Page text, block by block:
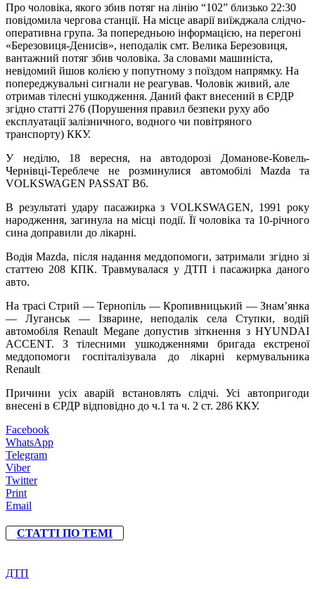
Про чоловіка, якого збив потяг на лінію “102” близько 22:30
повідомила чергова станції. На місце аварії виїжджала слідчо-
оперативна група. За попередньою інформацією, на перегоні
«Березовиця-Денисів», неподалік смт. Велика Березовиця,
вантажний потяг збив чоловіка. За словами машиніста,
невідомий йшов колією у попутному з поїздом напрямку. На
попереджувальні сигнали не реагував. Чоловік живий, але
отримав тілесні ушкодження. Даний факт внесений в ЄРДР
згідно статті 276 (Порушення правил безпеки руху або
експлуатації залізничного, водного чи повітряного
транспорту) ККУ.
У неділю, 18 вересня, на автодорозі Доманове-Ковель-
Чернівці-Тереблече не розминулися автомобілі Mazda та
VOLKSWAGEN PASSAT B6.
В результаті удару пасажирка з VOLKSWAGEN, 1991 року
народження, загинула на місці події. Її чоловіка та 10-річного
сина доправили до лікарні.
Водія Mazda, після надання меддопомоги, затримали згідно зі
статтею 208 КПК. Травмувалася у ДТП і пасажирка даного
авто.
На трасі Стрий — Тернопіль — Кропивницький — Знам’янка
— Луганськ — Ізварине, неподалік села Ступки, водій
автомобіля Renault Megane допустив зіткнення з HYUNDAI
ACCENT. З тілесними ушкодженнями бригада екстреної
меддопомоги госпіталізувала до лікарні кермувальника
Renault
Причини усіх аварій встановлять слідчі. Усі автопригоди
внесені в ЄРДР відповідно до ч.1 та ч. 2 ст. 286 ККУ.
Facebook
WhatsApp
Telegram
Viber
Twitter
Print
Email
СТАТТІ ПО ТЕМІ
ДТП